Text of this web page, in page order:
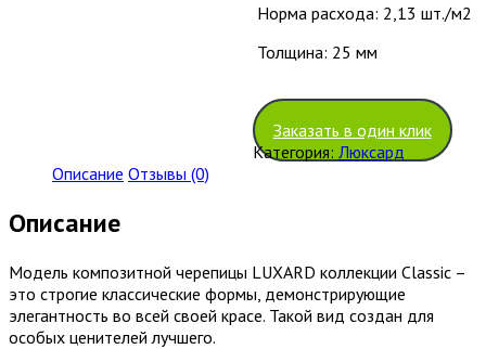
Норма расхода: 2,13 шт./м2
Толщина: 25 мм
Заказать в один клик
Категория: Люксард
Описание Отзывы (0)
Описание
Модель композитной черепицы LUXARD коллекции Classic –
это строгие классические формы, демонстрирующие
элегантность во всей своей красе. Такой вид создан для
особых ценителей лучшего.